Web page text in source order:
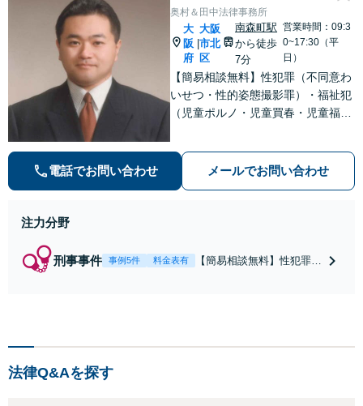
奥村＆田中法律事務所
大
阪
府
大阪
市北
区
南森町駅
から徒歩
7分
営業時間：09:3
0~17:30（平
日）
【簡易相談無料】性犯罪（不同意わ
いせつ・性的姿態撮影罪）・福祉犯
（児童ポルノ・児童買春・児童福祉
等）に非常に詳しい弁護士です
電話でお問い合わせ メールでお問い合わせ
注力分野
刑事事件 事例5件 料金表有
【簡易相談無料】性犯罪
法律Q&Aを探す